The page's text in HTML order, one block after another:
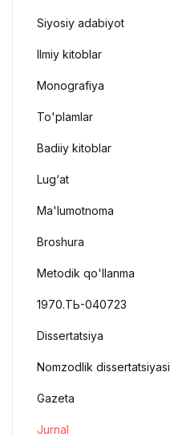
Siyosiy adabiyot
Ilmiy kitoblar
Monografiya
To'plamlar
Badiiy kitoblar
Lug‘at
Ma'lumotnoma
Broshura
Metodik qo'llanma
1970.ТЬ-040723
Dissertatsiya
Nomzodlik dissertatsiyasi
Gazeta
Jurnal